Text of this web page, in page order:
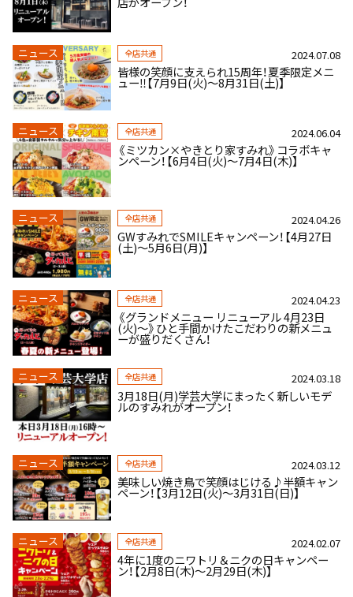
ニュース 全店共通 2024.07.08
皆様の笑顔に支えられ15周年！夏季限定メニ
ュー‼【7月9日(火)～8月31日(土)】
ニュース 全店共通 2024.06.04
《ミツカン×やきとり家すみれ》コラボキャ
ンペーン！【6月4日(火)～7月4日(木)】
ニュース 全店共通 2024.04.26
GWすみれでSMILEキャンペーン！【4月27日
(土)～5月6日(月)】
ニュース 全店共通 2024.04.23
《グランドメニュー リニューアル 4月23日
(火)～》ひと手間かけたこだわりの新メニュ
ーが盛りだくさん！
ニュース 全店共通 2024.03.18
3月18日(月)学芸大学にまったく新しいモデ
ルのすみれがオープン！
ニュース 全店共通 2024.03.12
美味しい焼き鳥で笑顔はじける♪半額キャン
ペーン！【3月12日(火)～3月31日(日)】
ニュース 全店共通 2024.02.07
4年に1度のニワトリ＆ニクの日キャンペー
ン！【2月8日(木)～2月29日(木)】